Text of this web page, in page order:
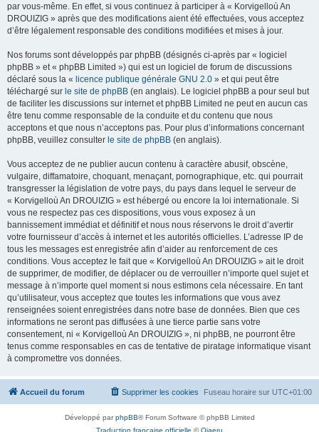
par vous-même. En effet, si vous continuez à participer à « Korvigelloù An
DROUIZIG » après que des modifications aient été effectuées, vous acceptez
d’être légalement responsable des conditions modifiées et mises à jour.
Nos forums sont développés par phpBB (désignés ci-après par « logiciel
phpBB » et « phpBB Limited ») qui est un logiciel de forum de discussions
déclaré sous la « licence publique générale GNU 2.0 » et qui peut être
téléchargé sur le site de phpBB (en anglais). Le logiciel phpBB a pour seul but
de faciliter les discussions sur internet et phpBB Limited ne peut en aucun cas
être tenu comme responsable de la conduite et du contenu que nous
acceptons et que nous n’acceptons pas. Pour plus d’informations concernant
phpBB, veuillez consulter le site de phpBB (en anglais).
Vous acceptez de ne publier aucun contenu à caractère abusif, obscène,
vulgaire, diffamatoire, choquant, menaçant, pornographique, etc. qui pourrait
transgresser la législation de votre pays, du pays dans lequel le serveur de
« Korvigelloù An DROUIZIG » est hébergé ou encore la loi internationale. Si
vous ne respectez pas ces dispositions, vous vous exposez à un
bannissement immédiat et définitif et nous nous réservons le droit d’avertir
votre fournisseur d’accès à internet et les autorités officielles. L’adresse IP de
tous les messages est enregistrée afin d’aider au renforcement de ces
conditions. Vous acceptez le fait que « Korvigelloù An DROUIZIG » ait le droit
de supprimer, de modifier, de déplacer ou de verrouiller n’importe quel sujet et
message à n’importe quel moment si nous estimons cela nécessaire. En tant
qu’utilisateur, vous acceptez que toutes les informations que vous avez
renseignées soient enregistrées dans notre base de données. Bien que ces
informations ne seront pas diffusées à une tierce partie sans votre
consentement, ni « Korvigelloù An DROUIZIG », ni phpBB, ne pourront être
tenus comme responsables en cas de tentative de piratage informatique visant
à compromettre vos données.
Accueil du forum Fuseau horaire sur UTC+01:00
Supprimer les cookies
Développé parphpBB® Forum Software © phpBB Limited
Traduction française officielle ©Qiaeru